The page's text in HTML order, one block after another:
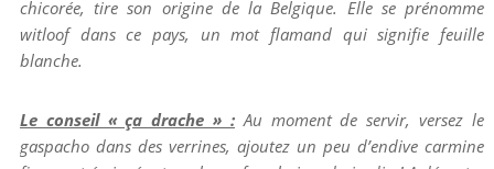
chicorée, tire son origine de la Belgique. Elle se prénomme
witloof dans ce pays, un mot flamand qui signifie feuille
blanche.
Le conseil « ça drache » : Au moment de servir, versez le
gaspacho dans des verrines, ajoutez un peu d’endive carmine